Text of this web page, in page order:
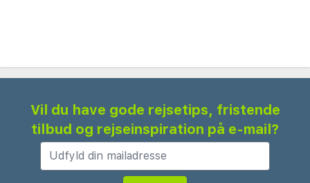
Vil du have gode rejsetips, fristende
tilbud og rejseinspiration på e-mail?